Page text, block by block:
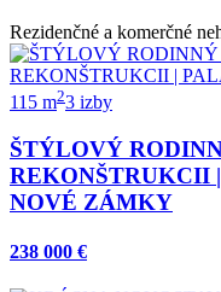
Rezidenčné a komerčné
115 m23 izby
ŠTÝLOVÝ
REKONŠTRUKCII
NOVÉ ZÁMKY
238 000 €